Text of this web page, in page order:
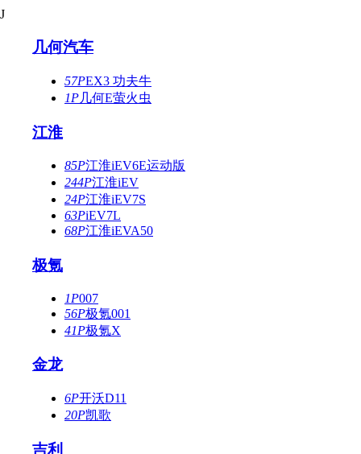
J
几何汽车
57PEX3 功夫牛
1P几何E萤火虫
江淮
85P江淮iEV6E运动版
244P江淮iEV
24P江淮iEV7S
63PiEV7L
68P江淮iEVA50
极氪
1P007
56P极氪001
41P极氪X
金龙
6P开沃D11
20P凯歌
吉利